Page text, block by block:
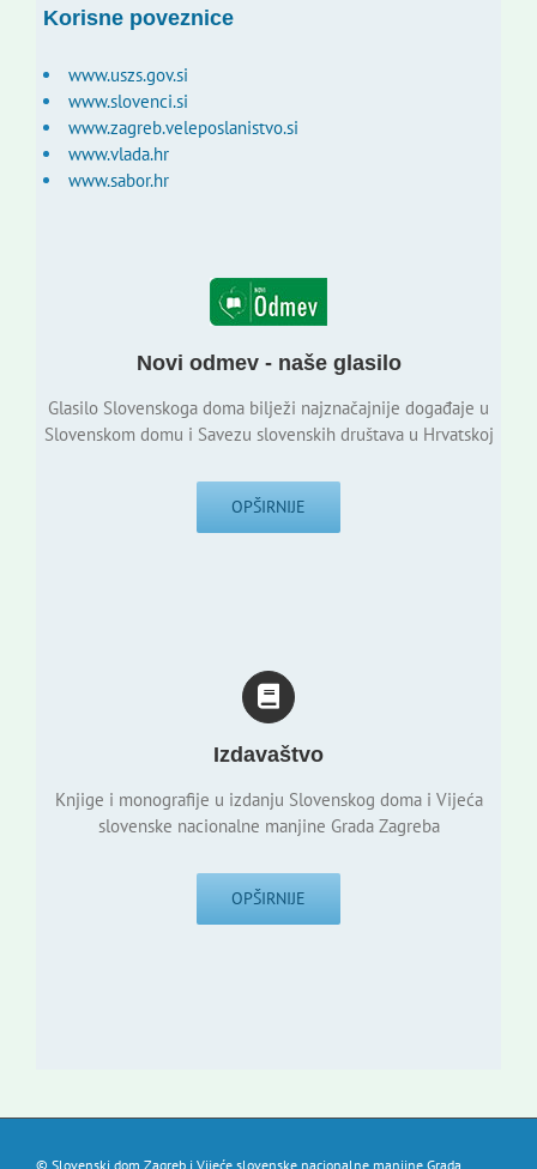
Korisne poveznice
www.uszs.gov.si
www.slovenci.si
www.zagreb.veleposlanistvo.si
www.vlada.hr
www.sabor.hr
Novi odmev - naše glasilo
Glasilo Slovenskoga doma bilježi najznačajnije događaje u
Slovenskom domu i Savezu slovenskih društava u Hrvatskoj
OPŠIRNIJE
Izdavaštvo
Knjige i monografije u izdanju Slovenskog doma i Vijeća
slovenske nacionalne manjine Grada Zagreba
OPŠIRNIJE
© Slovenski dom Zagreb i Vijeće slovenske nacionalne manjine Grada